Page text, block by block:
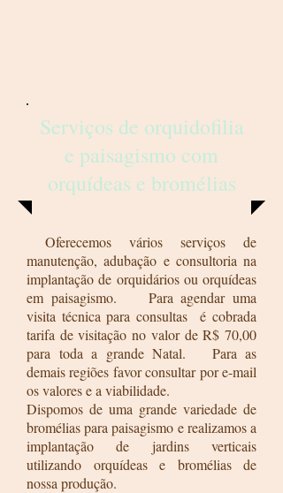
Serviços de orquidofilia
e paisagismo com
orquídeas e bromélias
Oferecemos vários serviços de
manutenção, adubação e consultoria na
implantação de orquidários ou orquídeas
em paisagismo. Para agendar uma
visita técnica para consultas é cobrada
tarifa de visitação no valor de R$ 70,00
para toda a grande Natal. Para as
demais regiões favor consultar por e-mail
os valores e a viabilidade.
Dispomos de uma grande variedade de
bromélias para paisagismo e realizamos a
implantação de jardins verticais
utilizando orquídeas e bromélias de
nossa produção.